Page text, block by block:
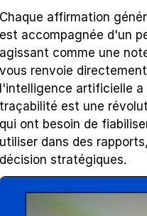
Chaque affirmation
est accompagnée d'un
agissant comme une
vous renvoie
l'intelligence artificielle
traçabilité est une
qui ont besoin de
utiliser dans des
décision stratégiques.